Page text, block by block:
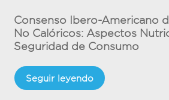
Consenso Ibero-Americano
No Calóricos: Aspectos
Seguridad de Consumo
Seguir leyendo